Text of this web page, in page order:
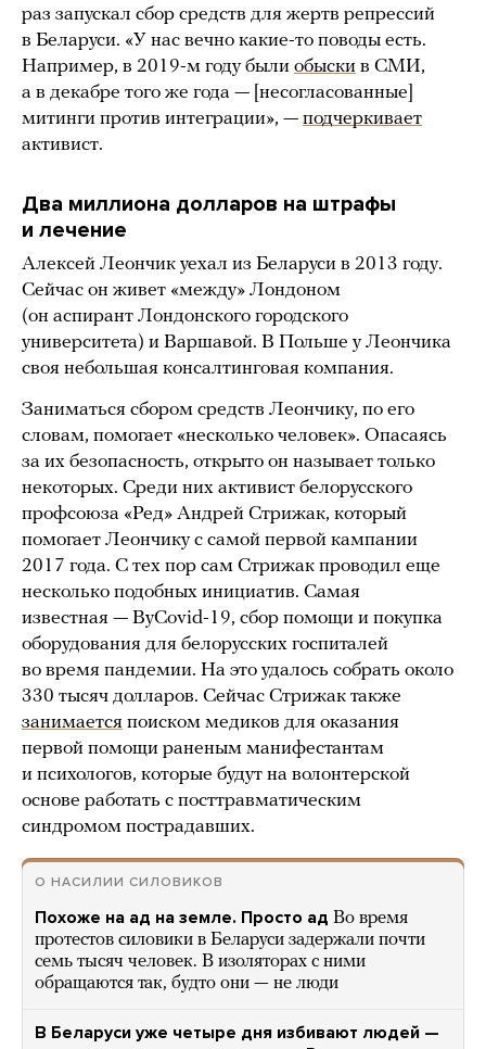
раз запускал сбор средств для жертв репрессий
в Беларуси. «У нас вечно какие-то поводы есть.
Например, в 2019-м году были обыски в СМИ,
а в декабре того же года — [несогласованные]
митинги против интеграции», — подчеркивает
активист.
Два миллиона долларов на штрафы
и лечение
Алексей Леончик уехал из Беларуси в 2013 году.
Сейчас он живет «между» Лондоном
(он аспирант Лондонского городского
университета) и Варшавой. В Польше у Леончика
своя небольшая консалтинговая компания.
Заниматься сбором средств Леончику, по его
словам, помогает «несколько человек». Опасаясь
за их безопасность, открыто он называет только
некоторых. Среди них активист белорусского
профсоюза «Ред» Андрей Стрижак, который
помогает Леончику с самой первой кампании
2017 года. С тех пор сам Стрижак проводил еще
несколько подобных инициатив. Самая
известная — ByCovid-19, сбор помощи и покупка
оборудования для белорусских госпиталей
во время пандемии. На это удалось собрать около
330 тысяч долларов. Сейчас Стрижак также
занимается поиском медиков для оказания
первой помощи раненым манифестантам
и психологов, которые будут на волонтерской
основе работать с посттравматическим
синдромом пострадавших.
О НАСИЛИИ СИЛОВИКОВ
Похоже на ад на земле. Просто ад Во время
протестов силовики в Беларуси задержали почти
семь тысяч человек. В изоляторах с ними
обращаются так, будто они — не люди
В Беларуси уже четыре дня избивают людей —